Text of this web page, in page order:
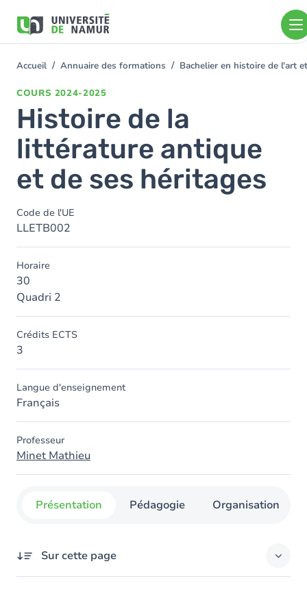
contenu
You
Accueil Annuaire des formations Bachelier en histoire de l'art
COURS 2024-2025
Histoire de la
littérature antique
et de ses héritages
Code de l'UE
LLETB002
Horaire
30
Quadri 2
Crédits ECTS
3
Langue d'enseignement
Français
Professeur
Minet Mathieu
Présentation Pédagogie Organisation
Sur cette page